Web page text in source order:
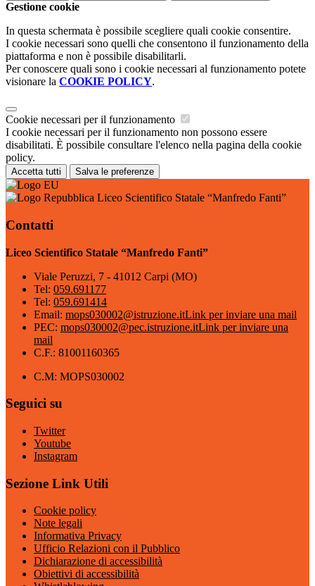
Gestione cookie
In questa schermata è possibile scegliere quali cookie consentire.
I cookie necessari sono quelli che consentono il funzionamento della
piattaforma e non è possibile disabilitarli.
Per conoscere quali sono i cookie necessari al funzionamento potete
visionare la COOKIE POLICY.
Cookie necessari per il funzionamento
I cookie necessari per il funzionamento non possono essere
disabilitati. È possibile consultare l'elenco nella pagina della cookie
policy.
Accetta tutti Salva le preferenze
Liceo Scientifico Statale “Manfredo Fanti”
Contatti
Liceo Scientifico Statale “Manfredo Fanti”
Viale Peruzzi, 7 - 41012 Carpi (MO)
Tel: 059.691177
Tel: 059.691414
Email: mops030002@istruzione.itLink per inviare una mail
PEC: mops030002@pec.istruzione.itLink per inviare una
mail
C.F.: 81001160365
C.M: MOPS030002
Seguici su
Twitter
Youtube
Instagram
Sezione Link Utili
Cookie policy
Note legali
Informativa Privacy
Ufficio Relazioni con il Pubblico
Dichiarazione di accessibilità
Obiettivi di accessibilità